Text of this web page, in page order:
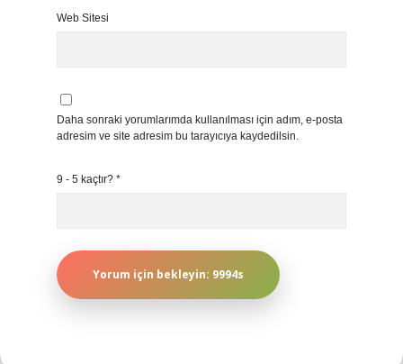
Web Sitesi
Daha sonraki yorumlarımda kullanılması için adım, e-posta
adresim ve site adresim bu tarayıcıya kaydedilsin.
9 - 5 kaçtır? *